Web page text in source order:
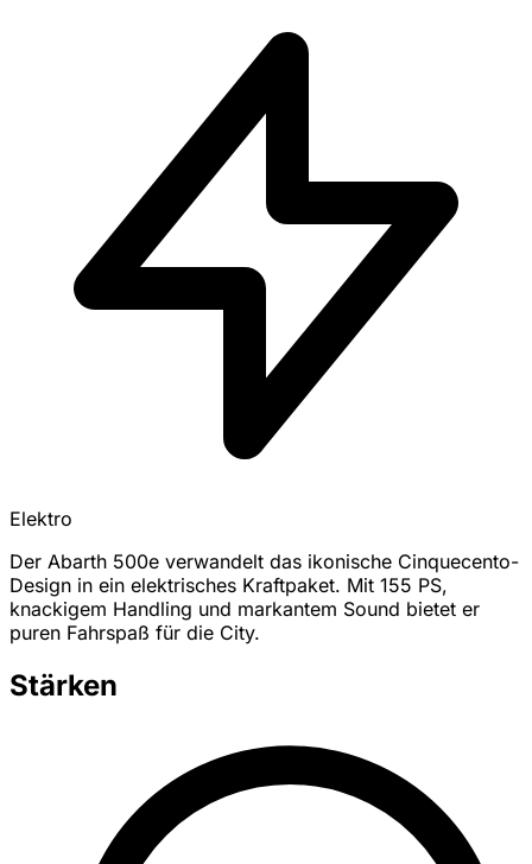
Elektro
Der Abarth 500e verwandelt das ikonische Cinquecento-
Design in ein elektrisches Kraftpaket. Mit 155 PS,
knackigem Handling und markantem Sound bietet er
puren Fahrspaß für die City.
Stärken